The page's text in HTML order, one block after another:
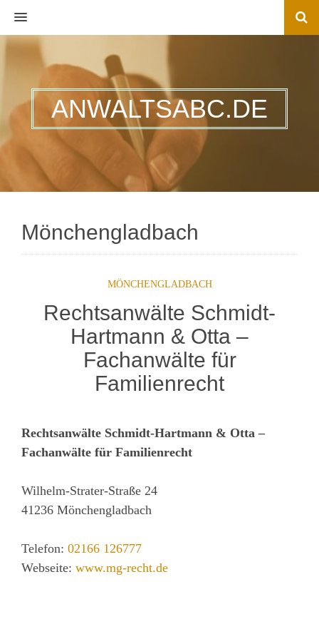
MENU
ANWALTSABC.DE
Mönchengladbach
MÖNCHENGLADBACH
Rechtsanwälte Schmidt-
Hartmann & Otta –
Fachanwälte für
Familienrecht
Rechtsanwälte Schmidt-Hartmann & Otta –
Fachanwälte für Familienrecht
Wilhelm-Strater-Straße 24
41236 Mönchengladbach
Telefon: 02166 126777
Webseite: www.mg-recht.de